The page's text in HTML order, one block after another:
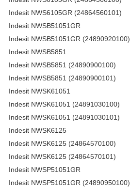
Indesit NWS6105GR (24864560101)
Indesit NWSB51051GR
Indesit NWSB51051GR (24890920100)
Indesit NWSB5851
Indesit NWSB5851 (24890900100)
Indesit NWSB5851 (24890900101)
Indesit NWSK61051
Indesit NWSK61051 (24891030100)
Indesit NWSK61051 (24891030101)
Indesit NWSK6125
Indesit NWSK6125 (24864570100)
Indesit NWSK6125 (24864570101)
Indesit NWSP51051GR
Indesit NWSP51051GR (24890950100)